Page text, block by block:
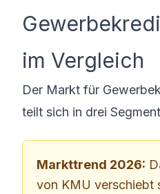
im Vergleich
Der Markt für
teilt sich in drei
Markttrend 2026:
von KMU verschiebt